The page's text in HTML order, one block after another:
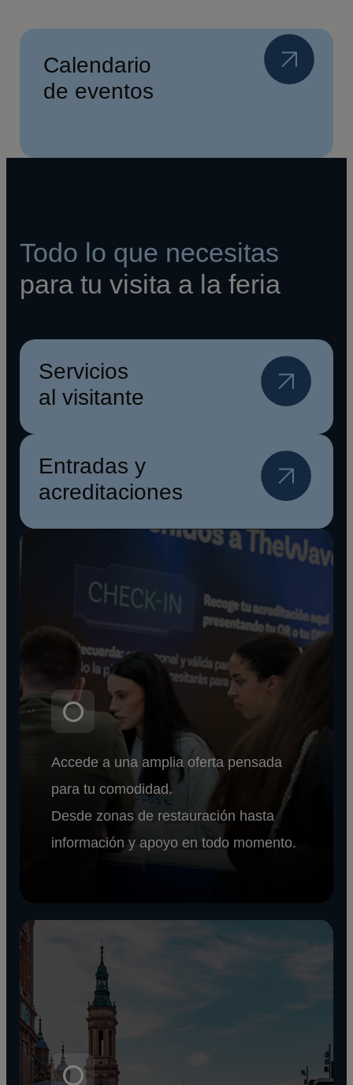
Calendario
de eventos
Todo lo que necesitas
para tu visita a la feria
Servicios
al visitante
Entradas y
acreditaciones
Accede a una amplia oferta pensada
para tu comodidad.
Desde zonas de restauración hasta
información y apoyo en todo momento.